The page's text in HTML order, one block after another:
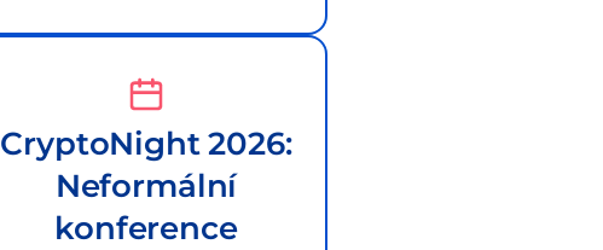
CryptoNight 2026:
Neformální
konference